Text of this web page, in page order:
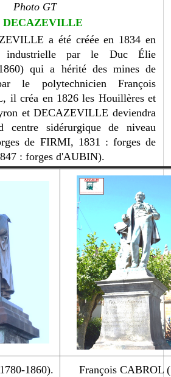
Photo GT
DECAZEVILLE
a été créée en 1834 en
industrielle par le Duc Élie
qui a hérité des mines de
le polytechnicien François
il créa en 1826 les Houillères et
et DECAZEVILLE deviendra
centre sidérurgique de niveau
de FIRMI, 1831 : forges de
: forges d'AUBIN).
1860).
François CABROL